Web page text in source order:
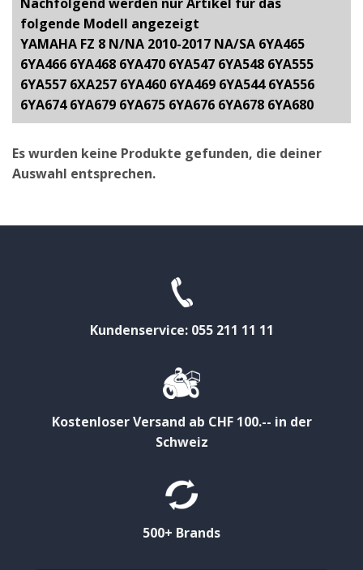
folgende Modell angezeigt
YAMAHA FZ 8 N/NA 2010-2017 NA/SA 6YA465
6YA466 6YA468 6YA470 6YA547 6YA548 6YA555
6YA557 6XA257 6YA460 6YA469 6YA544 6YA556
6YA674 6YA679 6YA675 6YA676 6YA678 6YA680
Es wurden keine Produkte gefunden, die deiner
Auswahl entsprechen.
Kundenservice: 055 211 11 11
Kostenloser Versand ab CHF 100.-- in der
Schweiz
500+ Brands